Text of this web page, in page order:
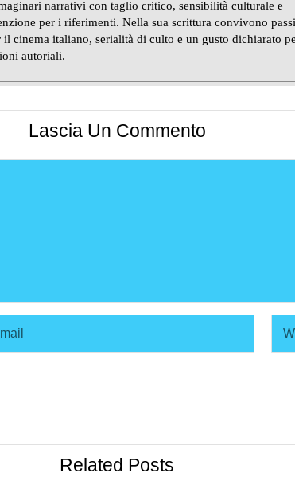
narrativi con taglio critico, sensibilità culturale e
per i riferimenti. Nella sua scrittura convivono
il cinema italiano, serialità di culto e un gusto dichiarato
autoriali.
Lascia Un Commento
Related Posts